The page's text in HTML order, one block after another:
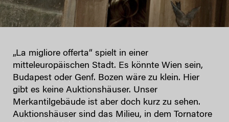
„La migliore offerta“ spielt in einer
mitteleuropäischen Stadt. Es könnte Wien sein,
Budapest oder Genf. Bozen wäre zu klein. Hier
gibt es keine Auktionshäuser. Unser
Merkantilgebäude ist aber doch kurz zu sehen.
Auktionshäuser sind das Milieu, in dem Tornatore